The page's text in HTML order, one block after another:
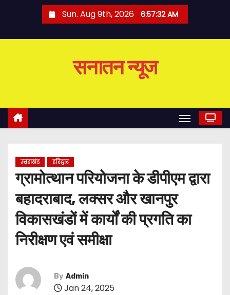
o
Sun. Aug 9th, 2026 6:57:33 AM
सनातन न्यूज
उत्तराखंड हरिद्वार
ग्रामोत्थान परियोजना के डीपीएम द्वारा
बहादराबाद, लक्सर और खानपुर
विकासखंडों में कार्यों की प्रगति का
निरीक्षण एवं समीक्षा
By Admin
Jan 24, 2025